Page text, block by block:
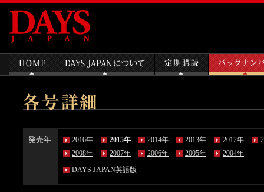
発売年 2016年 2015年 2014年 2013年 2012年
2008年
2007年 2006年 2005年 2004年
DAYS JAPAN英語版